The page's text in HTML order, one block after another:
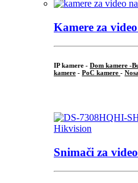
Kamere za
IP kamere - Dom kamere -
kamere - PoC kamere -
Snimači za